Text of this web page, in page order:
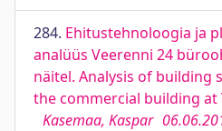
284. Ehitustehnoloogia ja
analüüs Veerenni 24
näitel. Analysis of building
the commercial building at
Kasemaa, Kaspar